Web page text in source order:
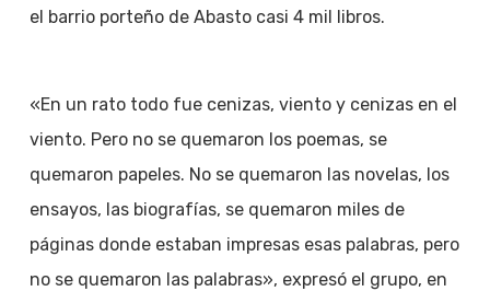
el barrio porteño de Abasto casi 4 mil libros.
«En un rato todo fue cenizas, viento y cenizas en el
viento. Pero no se quemaron los poemas, se
quemaron papeles. No se quemaron las novelas, los
ensayos, las biografías, se quemaron miles de
páginas donde estaban impresas esas palabras, pero
no se quemaron las palabras», expresó el grupo, en